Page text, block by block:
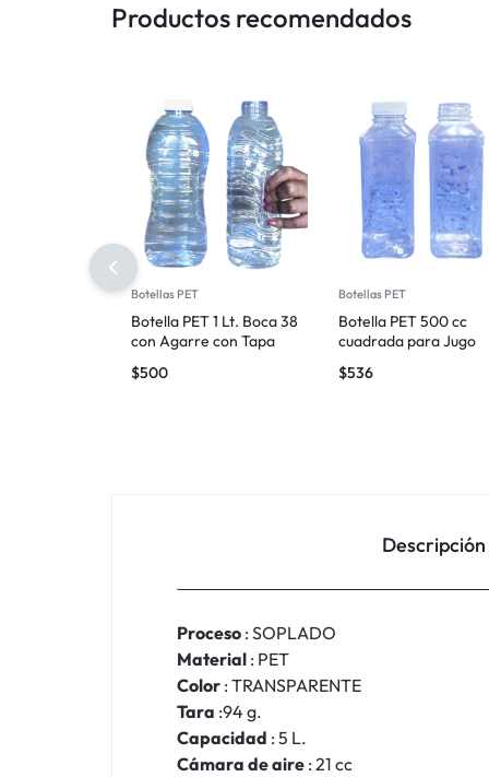
Productos recomendados
Botellas PET
Botella PET 1 Lt. Boca 38
con Agarre con Tapa
$500
Botellas PET
Botella PET 500 cc
cuadrada para Jugo
$536
Descripción
Proceso : SOPLADO
Material : PET
Color : TRANSPARENTE
Tara :94 g.
Capacidad : 5 L.
Cámara de aire : 21 cc